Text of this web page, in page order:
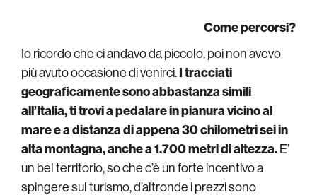
Come percorsi?
Io ricordo che ci andavo da piccolo, poi non avevo
più avuto occasione di venirci.I tracciati
geograficamente sono abbastanza simili
all’Italia, ti trovi a pedalare in pianura vicino al
mare e a distanza di appena 30 chilometri sei in
alta montagna, anche a 1.700 metri di altezza.E’
un bel territorio, so che c’è un forte incentivo a
spingere sul turismo, d’altronde i prezzi sono